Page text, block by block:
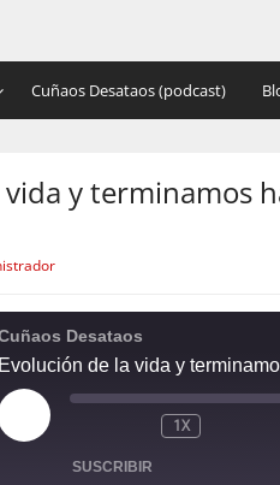
Cuñaos Desataos (podcast)
vida y terminamos
Desataos
Evolución de la vida y
REPRODUCIR
EPISODIO
1X
SUSCRIBIR